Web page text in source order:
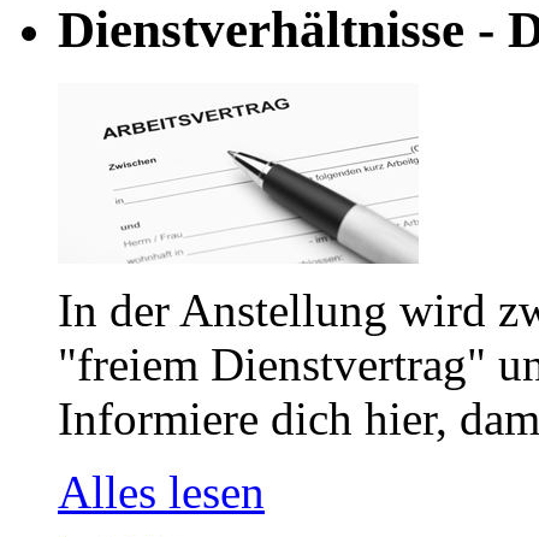
Dienstverhältnisse -
In der Anstellung wird
"freiem Dienstvertrag"
Informiere dich hier,
Alles lesen